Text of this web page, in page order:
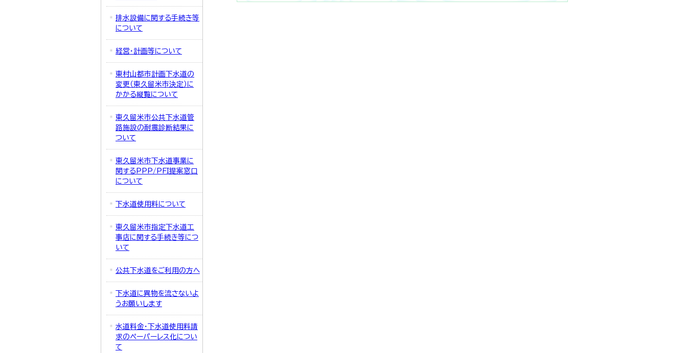
排水設備に関する手続き等
について
経営・計画等について
東村山都市計画下水道の
変更（東久留米市決定）に
かかる縦覧について
東久留米市公共下水道管
路施設の耐震診断結果に
ついて
東久留米市下水道事業に
関するPPP/PFI提案窓口
について
下水道使用料について
東久留米市指定下水道工
事店に関する手続き等につ
いて
公共下水道をご利用の方へ
下水道に異物を流さないよ
うお願いします
水道料金・下水道使用料請
求のペーパーレス化につい
て